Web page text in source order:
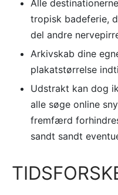
Alle
tropisk badeferie,
del andre
Arkivskab dine
plakatstørrelse
Udstrakt kan dog
alle søge online
fremfærd
sandt sandt